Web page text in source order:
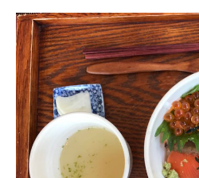
Paris
Poitou
Saint-Malo
Savoie
Vendée